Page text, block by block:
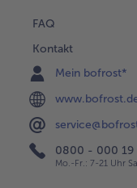
FAQ
Kontakt
Mein bofrost*
0800 - 000 19
Mo.-Fr.: 7-21 Uhr